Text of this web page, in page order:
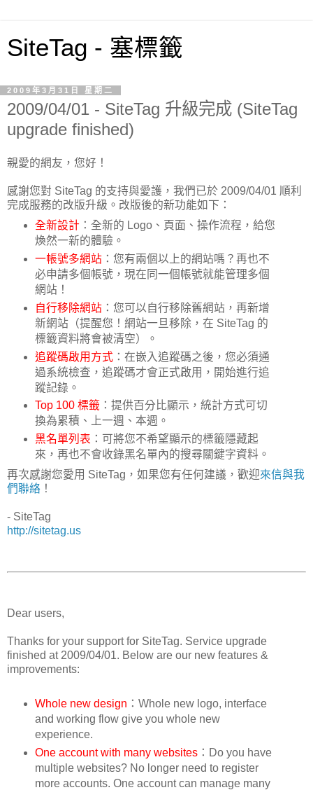
SiteTag - 塞標籤
2009年3月31日 星期二
2009/04/01 - SiteTag 升級完成 (SiteTag
upgrade finished)
親愛的網友，您好！
感謝您對 SiteTag 的支持與愛護，我們已於 2009/04/01 順利
完成服務的改版升級。改版後的新功能如下：
全新設計：全新的 Logo、頁面、操作流程，給您
煥然一新的體驗。
一帳號多網站：您有兩個以上的網站嗎？再也不
必申請多個帳號，現在同一個帳號就能管理多個
網站！
自行移除網站：您可以自行移除舊網站，再新增
新網站（提醒您！網站一旦移除，在 SiteTag 的
標籤資料將會被清空）。
追蹤碼啟用方式：在嵌入追蹤碼之後，您必須通
過系統檢查，追蹤碼才會正式啟用，開始進行追
蹤記錄。
Top 100 標籤 ：提供百分比顯示，統計方式可切
換為累積、上一週、本週。
黑名單列表 ：可將您不希望顯示的標籤隱藏起
來，再也不會收錄黑名單內的搜尋關鍵字資料。
再次感謝您愛用 SiteTag，如果您有任何建議，歡迎來信與我
們聯絡 ！
- SiteTag
http://sitetag.us
Dear users,
Thanks for your support for SiteTag. Service upgrade
finished at 2009/04/01. Below are our new features &
improvements:
Whole new design ：Whole new logo, interface
and working flow give you whole new
experience.
One account with many websites：Do you have
multiple websites? No longer need to register
more accounts. One account can manage many